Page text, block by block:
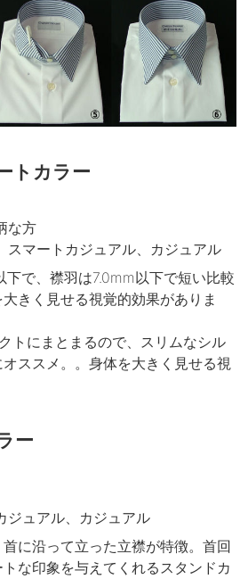
トカラー
な方
スマートカジュアル、カジュアル
で、襟羽は7.0mm以下で短い比較
きく見せる視覚的効果がありま
トにまとまるので、スリムなシル
ススメ。。身体を大きく見せる視
ー
ジュアル、カジュアル
に沿って立った立襟が特徴。首回
な印象を与えてくれるスタンドカ